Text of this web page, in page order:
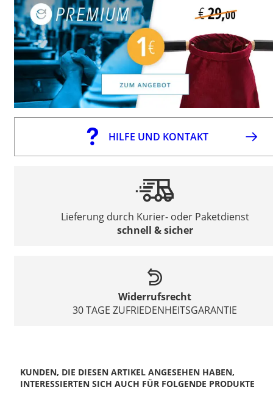
HILFE UND KONTAKT
Lieferung durch Kurier- oder Paketdienst
schnell & sicher
Widerrufsrecht
30 TAGE ZUFRIEDENHEITSGARANTIE
KUNDEN, DIE DIESEN ARTIKEL ANGESEHEN HABEN,
INTERESSIERTEN SICH AUCH FÜR FOLGENDE PRODUKTE